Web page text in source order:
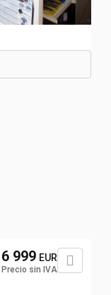
6 999 EUR
Precio sin IVA